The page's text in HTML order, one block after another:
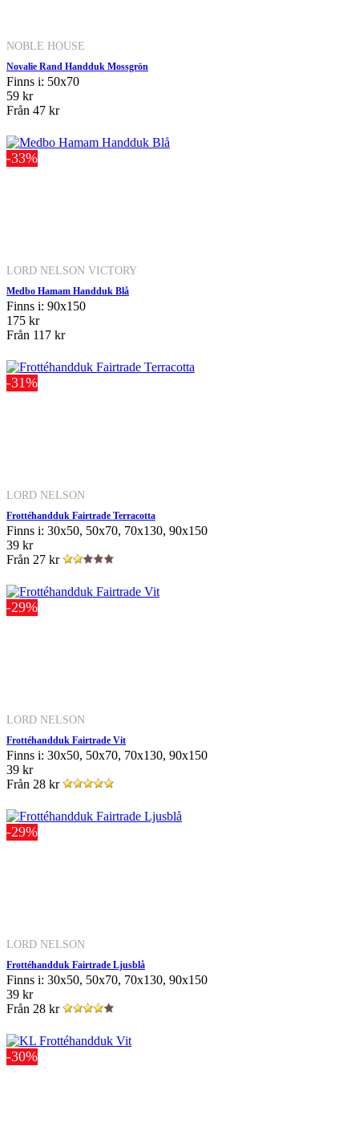
NOBLE HOUSE
Novalie Rand Handduk Mossgrön
Finns i: 50x70
59 kr
Från 47 kr
-33%
LORD NELSON VICTORY
Medbo Hamam Handduk Blå
Finns i: 90x150
175 kr
Från 117 kr
-31%
LORD NELSON
Frottéhandduk Fairtrade Terracotta
Finns i: 30x50, 50x70, 70x130, 90x150
39 kr
Från 27 kr
-29%
LORD NELSON
Frottéhandduk Fairtrade Vit
Finns i: 30x50, 50x70, 70x130, 90x150
39 kr
Från 28 kr
-29%
LORD NELSON
Frottéhandduk Fairtrade Ljusblå
Finns i: 30x50, 50x70, 70x130, 90x150
39 kr
Från 28 kr
-30%